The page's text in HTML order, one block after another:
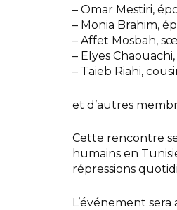
– Omar Mestiri,
– Monia Brahim,
– Affet Mosbah,
– Elyes
– Taieb Riahi,
et d’autres
Cette rencontre
humains en
répressions
L’événement